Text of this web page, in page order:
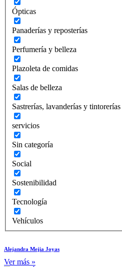
Ópticas
Panaderías y reposterías
Perfumería y belleza
Plazoleta de comidas
Salas de belleza
Sastrerías, lavanderías y tintorerías
servicios
Sin categoría
Social
Sostenibilidad
Tecnología
Vehículos
Alejandra Mejia Joyas
Ver más »